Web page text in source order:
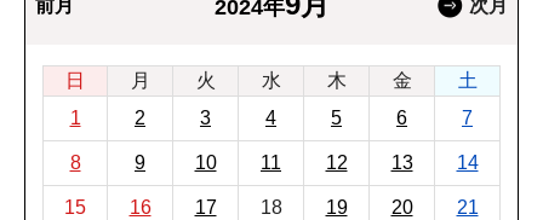
前月 2024年 次月
日 月 火 水 木 金
土
1
2 3 4 5 6 7
8 9 10 11 12 13 14
15 16 17 18 19 20 21